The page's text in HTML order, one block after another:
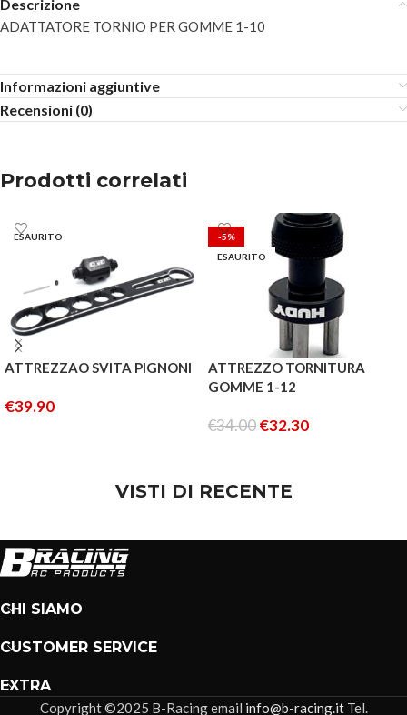
Descrizione
ADATTATORE TORNIO PER GOMME 1-10
Informazioni aggiuntive
Recensioni (0)
Prodotti correlati
ESAURITO
ATTREZZAO SVITA PIGNONI
€39.90
-5%
ESAURITO
ATTREZZO TORNITURA
GOMME 1-12
€34.00€32.30
VISTI DI RECENTE
CHI SIAMO
CUSTOMER SERVICE
EXTRA
Copyright ©2025 B-Racing email info@b-racing.itTel.